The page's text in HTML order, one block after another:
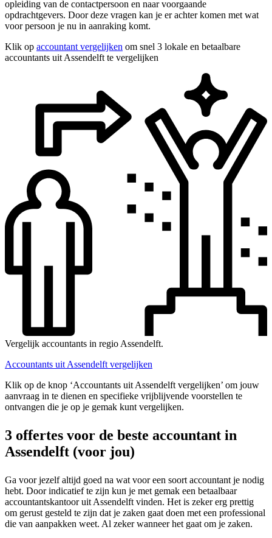
opleiding van de contactpersoon en naar voorgaande
opdrachtgevers. Door deze vragen kan je er achter komen met wat
voor persoon je nu in aanraking komt.
Klik op accountant vergelijken om snel 3 lokale en betaalbare
accountants uit Assendelft te vergelijken
Vergelijk accountants in regio Assendelft.
Accountants uit Assendelft vergelijken
Klik op de knop ‘Accountants uit Assendelft vergelijken’ om jouw
aanvraag in te dienen en specifieke vrijblijvende voorstellen te
ontvangen die je op je gemak kunt vergelijken.
3 offertes voor de beste accountant in
Assendelft (voor jou)
Ga voor jezelf altijd goed na wat voor een soort accountant je nodig
hebt. Door indicatief te zijn kun je met gemak een betaalbaar
accountantskantoor uit Assendelft vinden. Het is zeker erg prettig
om gerust gesteld te zijn dat je zaken gaat doen met een professional
die van aanpakken weet. Al zeker wanneer het gaat om je zaken.